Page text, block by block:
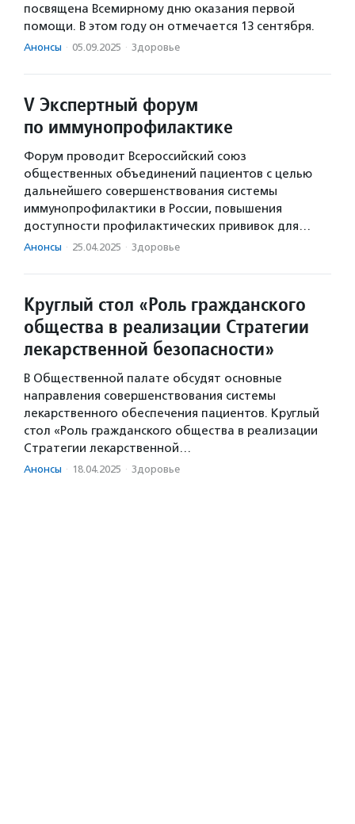
посвящена Всемирному дню оказания первой
помощи. В этом году он отмечается 13 сентября.
Анонсы · 05.09.2025 · Здоровье
V Экспертный форум
по иммунопрофилактике
Форум проводит Всероссийский союз
общественных объединений пациентов с целью
дальнейшего совершенствования системы
иммунопрофилактики в России, повышения
доступности профилактических прививок для…
Анонсы · 25.04.2025 · Здоровье
Круглый стол «Роль гражданского
общества в реализации Стратегии
лекарственной безопасности»
В Общественной палате обсудят основные
направления совершенствования системы
лекарственного обеспечения пациентов. Круглый
стол «Роль гражданского общества в реализации
Стратегии лекарственной…
Анонсы · 18.04.2025 · Здоровье